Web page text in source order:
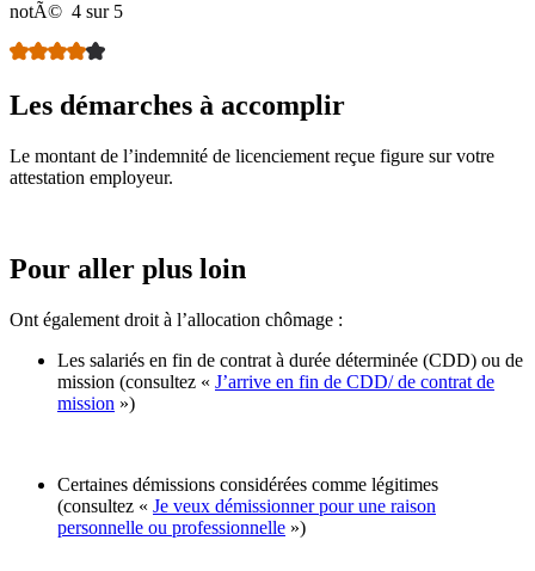
notÃ© 4 sur 5
Les démarches à accomplir
Le montant de l’indemnité de licenciement reçue figure sur votre
attestation employeur.
Pour aller plus loin
Ont également droit à l’allocation chômage :
Les salariés en fin de contrat à durée déterminée (CDD) ou de
mission (consultez « J’arrive en fin de CDD/ de contrat de
mission »)
Certaines démissions considérées comme légitimes
(consultez « Je veux démissionner pour une raison
personnelle ou professionnelle »)